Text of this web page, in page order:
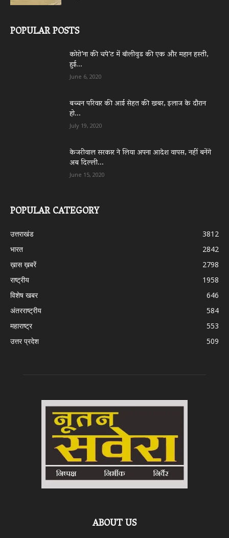
POPULAR POSTS
कोरो’ना की चपे’ट में बॉलीवुड की एक और महान हस्ती,
हुई...
June 6, 2020
बच्चन परिवार की आई सेहत की खबर, इलाज के दौरान
हो...
July 19, 2020
केजरीवाल सरकार ने लिया अपना आदेश वापस, नहीं बनेंगे
अब दिल्ली...
June 15, 2020
POPULAR CATEGORY
उत्तराखंड
3812
भारत
2842
ख़ास ख़बरें
2798
राष्ट्रीय
1958
विशेष खबर
646
अंतरराष्ट्रीय
584
महाराष्ट्र
553
उत्तर प्रदेश
509
ABOUT US